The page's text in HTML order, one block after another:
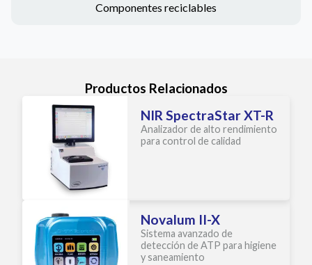
Componentes reciclables
Productos Relacionados
NIR SpectraStar XT-R
Analizador de alto rendimiento
para control de calidad
Novalum II-X
Sistema avanzado de
detección de ATP para higiene
y saneamiento